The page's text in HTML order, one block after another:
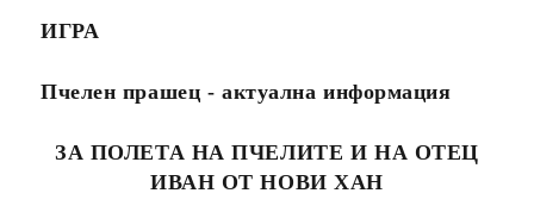
ИГРА
Пчелен прашец - актуална информация
ЗА ПОЛЕТА НА ПЧЕЛИТЕ И НА ОТЕЦ
ИВАН ОТ НОВИ ХАН